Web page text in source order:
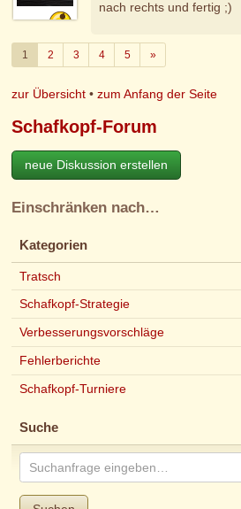
nach rechts und fertig ;)
1 2 3 4 5 »Weiter
zur Übersicht •zum Anfang der Seite
Schafkopf-Forum
neue Diskussion erstellen
Einschränken nach…
Kategorien
Tratsch
Schafkopf-Strategie
Verbesserungsvorschläge
Fehlerberichte
Schafkopf-Turniere
Suche